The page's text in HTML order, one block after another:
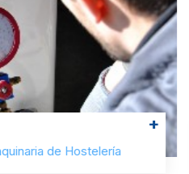
de Hostelería
+